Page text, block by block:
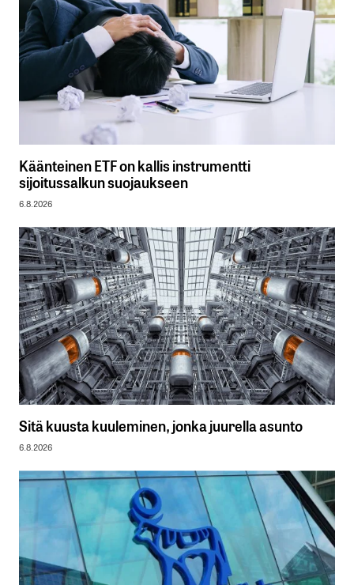
Käänteinen ETF on kallis instrumentti
sijoitussalkun suojaukseen
6.8.2026
Sitä kuusta kuuleminen, jonka juurella asunto
6.8.2026